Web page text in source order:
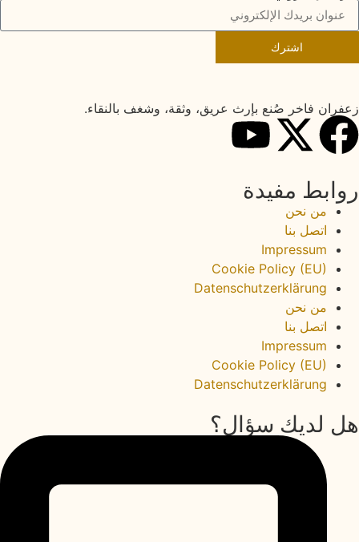
اشترك
زعفران فاخر صُنع بإرث عريق، وثقة، وشغف بالنقاء.
روابط مفيدة
من نحن
اتصل بنا
Impressum
Cookie Policy (EU)
Datenschutzerklärung
من نحن
اتصل بنا
Impressum
Cookie Policy (EU)
Datenschutzerklärung
هل لديك سؤال؟